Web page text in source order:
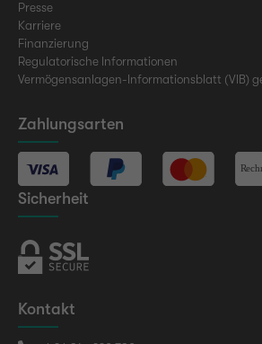
Presse
Karriere
Finanzierung
Regulatorische Informationen
Vermögensanlagen-Informationsblatt (VIB)
Zahlungsarten
Sicherheit
Kontakt